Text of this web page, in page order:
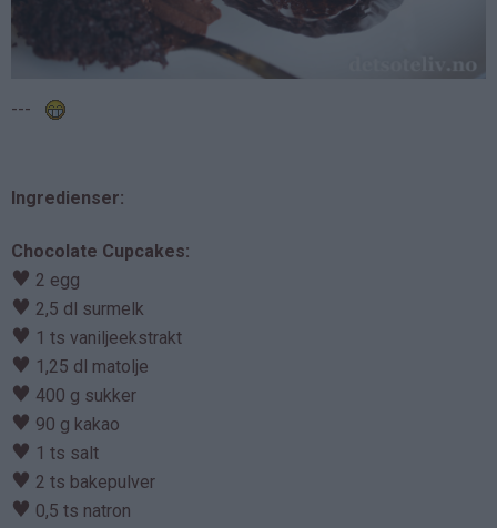
---
Ingredienser:
Chocolate Cupcakes:
♥ 2 egg
♥ 2,5 dl surmelk
♥ 1 ts vaniljeekstrakt
♥ 1,25 dl matolje
♥ 400 g sukker
♥ 90 g kakao
♥ 1 ts salt
♥ 2 ts bakepulver
♥ 0,5 ts natron